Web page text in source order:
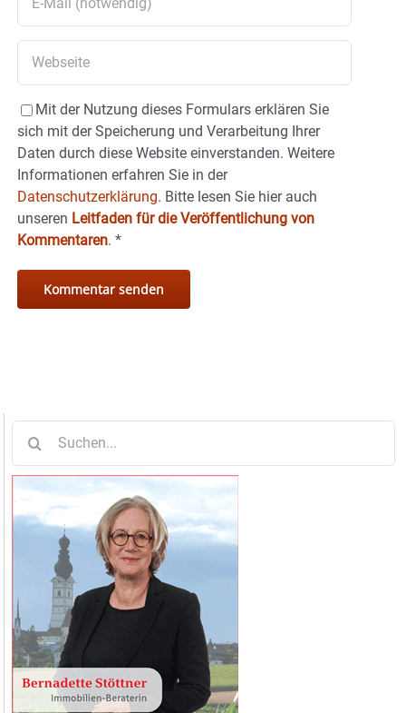
Mit der Nutzung dieses Formulars erklären Sie
sich mit der Speicherung und Verarbeitung Ihrer
Daten durch diese Website einverstanden. Weitere
Informationen erfahren Sie in der
Datenschutzerklärung. Bitte lesen Sie hier auch
unseren Leitfaden für die Veröffentlichung von
Kommentaren. *
nach: